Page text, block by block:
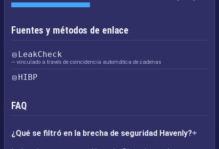
Fuentes y métodos de enlace
LeakCheck
— vinculado a través de coincidencia automática de cadenas
HIBP
FAQ
¿Qué se filtró en la brecha de seguridad Havenly?